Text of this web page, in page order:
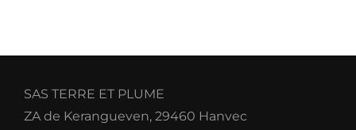
SAS TERRE ET PLUME
ZA de Kerangueven, 29460 Hanvec